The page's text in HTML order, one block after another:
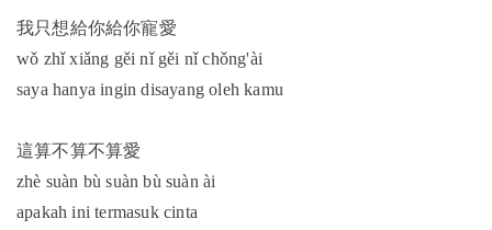
我只想給你給你寵愛
wǒ zhǐ xiǎng gěi nǐ gěi nǐ chǒng'ài
saya hanya ingin disayang oleh kamu
這算不算不算愛
zhè suàn bù suàn bù suàn ài
apakah ini termasuk cinta